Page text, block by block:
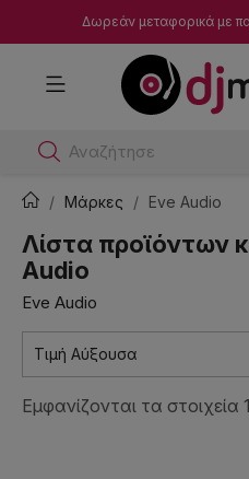
Δωρεάν μεταφορικά με
Αναζήτησε dj μίκτε
Μάρκες Eve Audio
Λίστα προϊόντων
Audio
Eve Audio
Τιμή Αύξουσα
Εμφανίζονται τα